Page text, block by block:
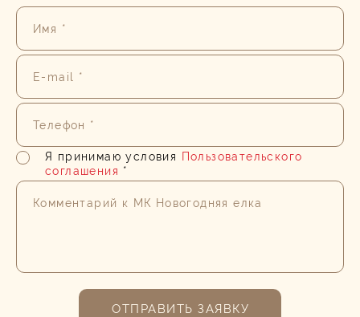
Имя *
E-mail *
Телефон *
Я принимаю условия
Пользовательского
соглашения *
Комментарий к МК Новогодняя елка
ОТПРАВИТЬ ЗАЯВКУ